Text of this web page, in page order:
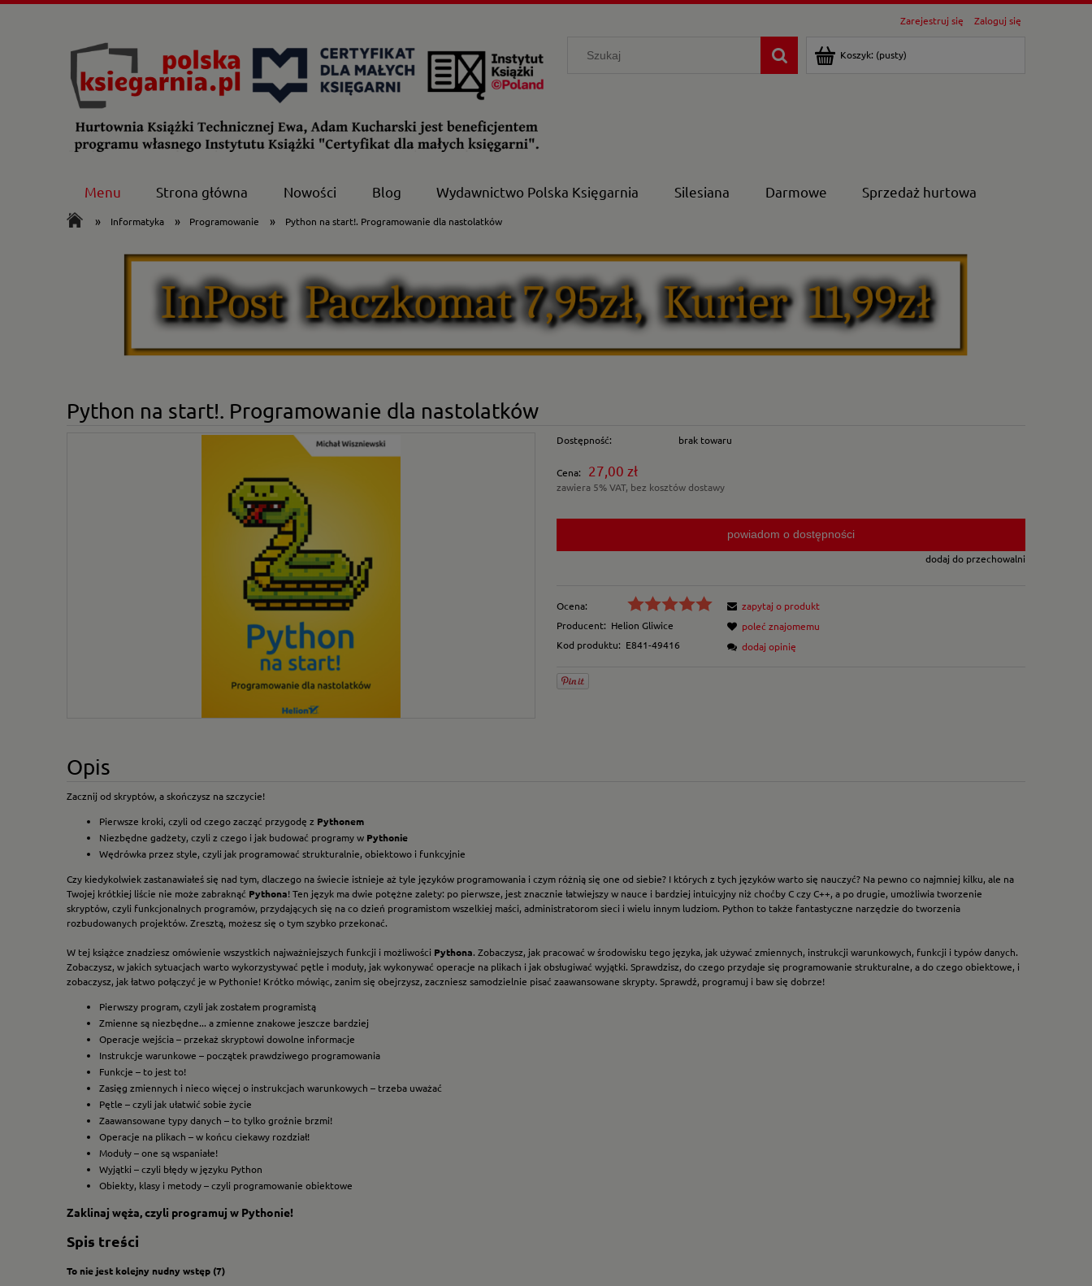
Zarejestruj się Zaloguj się
Koszyk: (pusty)
Menu Strona główna Nowości Blog Wydawnictwo Polska Księgarnia Silesiana Darmowe Sprzedaż hurtowa
» Informatyka » Programowanie » Python na start!. Programowanie dla nastolatków
Python na start!. Programowanie dla nastolatków
Dostępność: brak towaru
Cena: 27,00 zł
zawiera 5% VAT, bez kosztów dostawy
powiadom o dostępności
dodaj do przechowalni
Ocena:
Producent: Helion Gliwice
Kod produktu: E841-49416
zapytaj o produkt
poleć znajomemu
dodaj opinię
Opis
Zacznij od skryptów, a skończysz na szczycie!
Pierwsze kroki, czyli od czego zacząć przygodę z Pythonem
Niezbędne gadżety, czyli z czego i jak budować programy w Pythonie
Wędrówka przez style, czyli jak programować strukturalnie, obiektowo i funkcyjnie
Czy kiedykolwiek zastanawiałeś się nad tym, dlaczego na świecie istnieje aż tyle języków programowania i czym różnią się one od siebie? I których z tych języków warto się nauczyć? Na pewno co najmniej kilku, ale na
Twojej krótkiej liście nie może zabraknąć Pythona! Ten język ma dwie potężne zalety: po pierwsze, jest znacznie łatwiejszy w nauce i bardziej intuicyjny niż choćby C czy C++, a po drugie, umożliwia tworzenie
skryptów, czyli funkcjonalnych programów, przydających się na co dzień programistom wszelkiej maści, administratorom sieci i wielu innym ludziom. Python to także fantastyczne narzędzie do tworzenia
rozbudowanych projektów. Zresztą, możesz się o tym szybko przekonać.
W tej książce znadziesz omówienie wszystkich najważniejszych funkcji i możliwości Pythona. Zobaczysz, jak pracować w środowisku tego języka, jak używać zmiennych, instrukcji warunkowych, funkcji i typów danych.
Zobaczysz, w jakich sytuacjach warto wykorzystywać pętle i moduły, jak wykonywać operacje na plikach i jak obsługiwać wyjątki. Sprawdzisz, do czego przydaje się programowanie strukturalne, a do czego obiektowe, i
zobaczysz, jak łatwo połączyć je w Pythonie! Krótko mówiąc, zanim się obejrzysz, zaczniesz samodzielnie pisać zaawansowane skrypty. Sprawdź, programuj i baw się dobrze!
Pierwszy program, czyli jak zostałem programistą
Zmienne są niezbędne... a zmienne znakowe jeszcze bardziej
Operacje wejścia – przekaż skryptowi dowolne informacje
Instrukcje warunkowe – początek prawdziwego programowania
Funkcje – to jest to!
Zasięg zmiennych i nieco więcej o instrukcjach warunkowych – trzeba uważać
Pętle – czyli jak ułatwić sobie życie
Zaawansowane typy danych – to tylko groźnie brzmi!
Operacje na plikach – w końcu ciekawy rozdział!
Moduły – one są wspaniałe!
Wyjątki – czyli błędy w języku Python
Obiekty, klasy i metody – czyli programowanie obiektowe
Zaklinaj węża, czyli programuj w Pythonie!
Spis treści
To nie jest kolejny nudny wstęp (7)